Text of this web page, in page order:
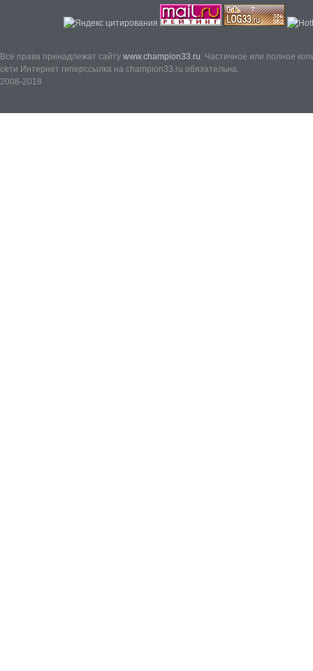
Все права принадлежат сайту www.champion33.ru. Частичное или полное
сети Интернет гиперссылка на champion33.ru обязательна.
2008-2018